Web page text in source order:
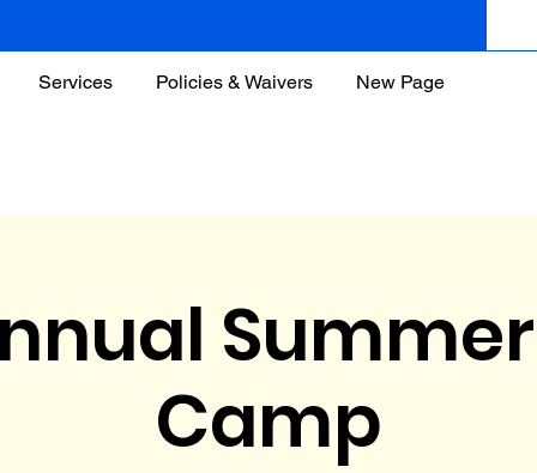
Services Policies & Waivers New Page
Camp